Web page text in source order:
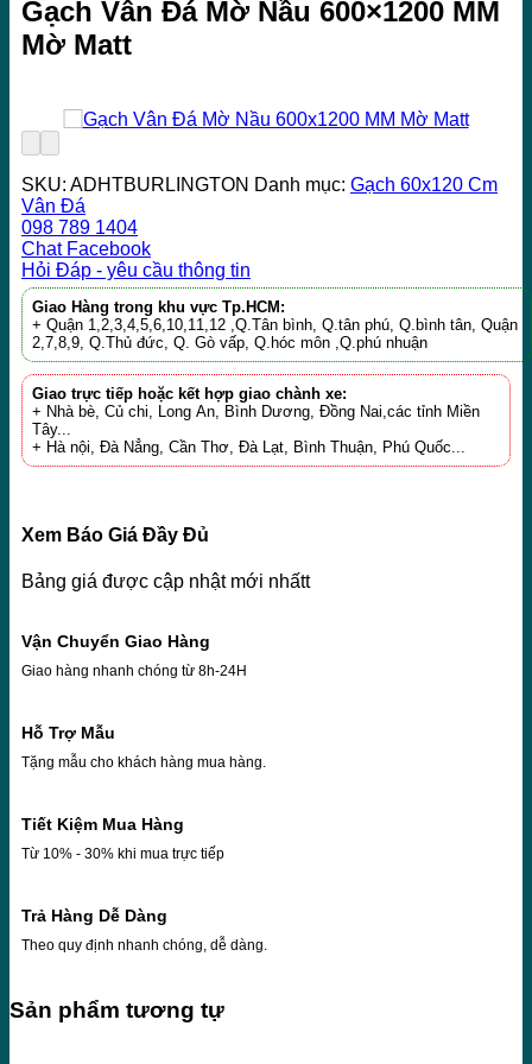
Gạch Vân Đá Mờ Nầu 600×1200 MM
Mờ Matt
SKU: ADHTBURLINGTON Danh mục: Gạch 60x120 Cm
Vân Đá
098 789 1404
Chat Facebook
Hỏi Đáp - yêu cầu thông tin
Giao Hàng trong khu vực Tp.HCM:
+ Quận 1,2,3,4,5,6,10,11,12 ,Q.Tân bình, Q.tân phú, Q.bình tân, Quận
2,7,8,9, Q.Thủ đức, Q. Gò vấp, Q.hóc môn ,Q.phú nhuận
Giao trực tiếp hoặc kết hợp giao chành xe:
+ Nhà bè, Củ chi, Long An, Bình Dương, Đồng Nai,các tỉnh Miền
Tây...
+ Hà nội, Đà Nẳng, Cần Thơ, Đà Lạt, Bình Thuận, Phú Quốc...
Xem Báo Giá Đầy Đủ
Bảng giá được cập nhật mới nhấtt
Vận Chuyển Giao Hàng
Giao hàng nhanh chóng từ 8h-24H
Hỗ Trợ Mẫu
Tặng mẫu cho khách hàng mua hàng.
Tiết Kiệm Mua Hàng
Từ 10% - 30% khi mua trực tiếp
Trả Hàng Dễ Dàng
Theo quy định nhanh chóng, dễ dàng.
Sản phẩm tương tự